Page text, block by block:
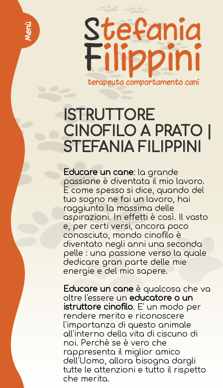
ISTRUTTORE
CINOFILO A PRATO |
STEFANIA FILIPPINI
Educare un cane: la grande
passione è diventata il mio lavoro.
E come spesso si dice, quando del
tuo sogno ne fai un lavoro, hai
raggiunto la massima delle
aspirazioni. In effetti è così. Il vasto
e, per certi versi, ancora poco
conosciuto, mondo cinofilo è
diventato negli anni una seconda
pelle : una passione verso la quale
dedicare gran parte delle mie
energie e del mio sapere.
Educare un cane è qualcosa che va
oltre l'essere un educatore o un
istruttore cinofilo. E' un modo per
rendere merito e riconoscere
l'importanza di questo animale
all'interno della vita di ciscuno di
noi. Perchè se è vero che
rappresenta il miglior amico
dell'Uomo, allora bisogna dargli
tutte le attenzioni e tutto il rispetto
che merita.